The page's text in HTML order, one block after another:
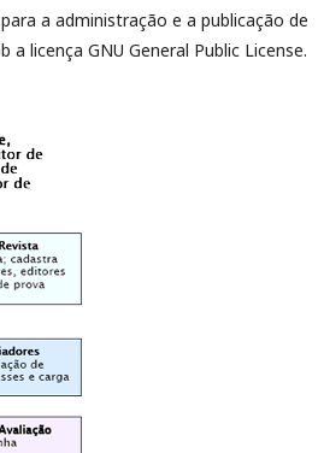
a administração e a publicação de
a licença GNU General Public License.